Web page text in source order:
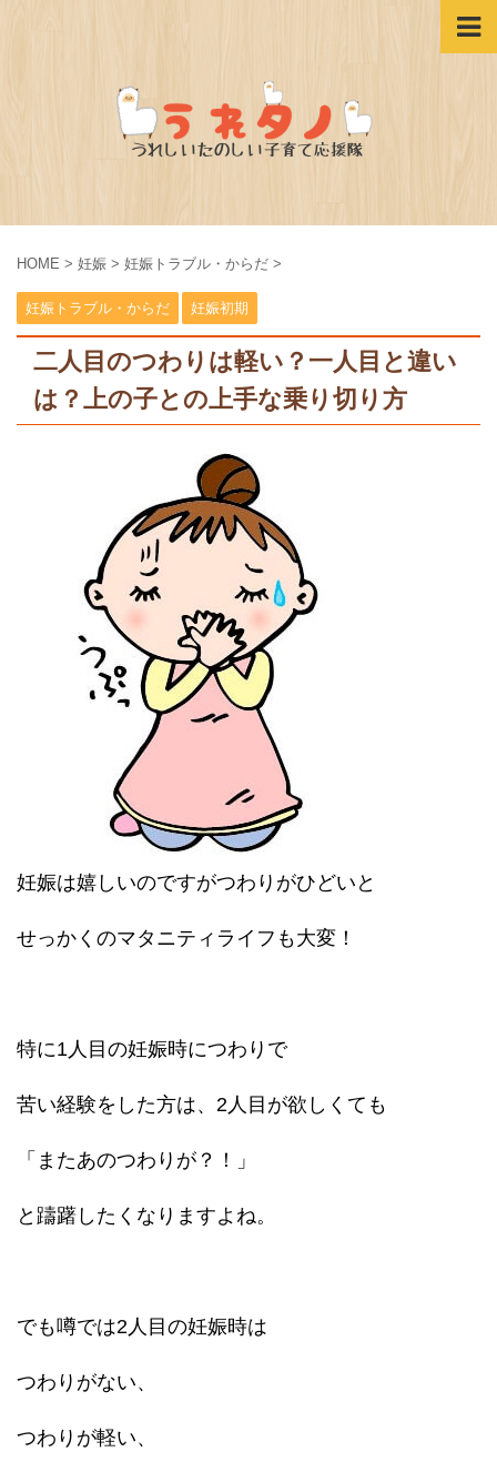
HOME > 妊娠 > 妊娠トラブル・からだ >
妊娠トラブル・からだ 妊娠初期
二人目のつわりは軽い？一人目と違い
は？上の子との上手な乗り切り方
妊娠は嬉しいのですがつわりがひどいと
せっかくのマタニティライフも大変！
特に1人目の妊娠時につわりで
苦い経験をした方は、2人目が欲しくても
「またあのつわりが？！」
と躊躇したくなりますよね。
でも噂では2人目の妊娠時は
つわりがない、
つわりが軽い、